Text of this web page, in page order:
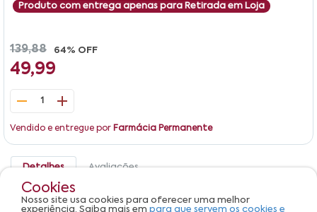
Produto com entrega apenas para Retirada em Loja
139,88 64% OFF
49,99
1
Vendido e entregue por Farmácia Permanente
Detalhes Avaliações
Cloridrato de Clindamicina 300mg União Química Caixa
16 Cápsulas
Cookies
Nosso site usa cookies para oferecer uma melhor
experiência. Saiba mais em para que servem os cookies e